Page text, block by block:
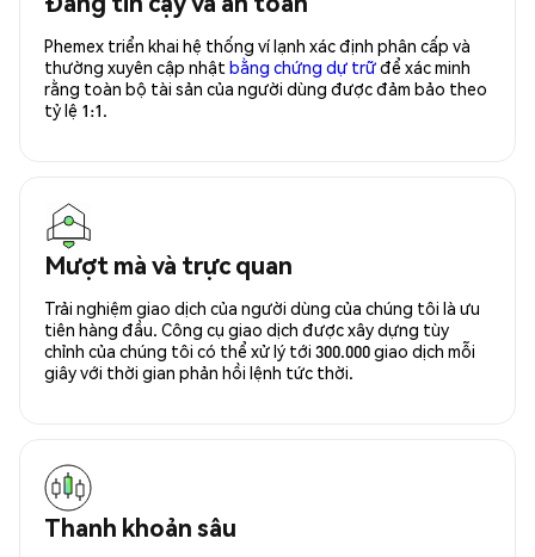
Phemex triển khai hệ thống ví lạnh xác định phân cấp và
thường xuyên cập nhật bằng chứng dự trữđể xác minh
rằng toàn bộ tài sản của người dùng được đảm bảo theo
tỷ lệ 1:1.
Mượt mà và trực quan
Trải nghiệm giao dịch của người dùng của chúng tôi là ưu
tiên hàng đầu. Công cụ giao dịch được xây dựng tùy
chỉnh của chúng tôi có thể xử lý tới 300.000 giao dịch mỗi
giây với thời gian phản hồi lệnh tức thời.
Thanh khoản sâu